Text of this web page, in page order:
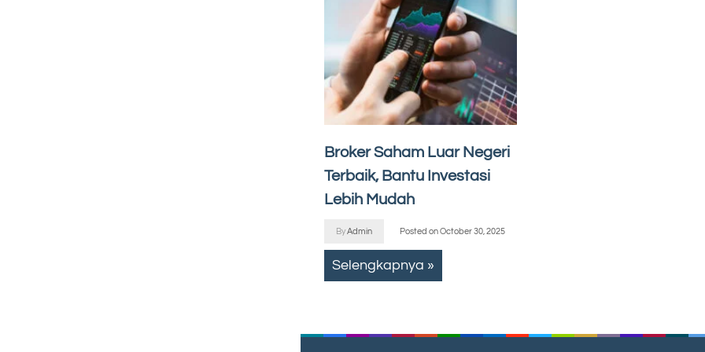
Broker Saham Luar Negeri
Terbaik, Bantu Investasi
Lebih Mudah
ByAdmin Posted onOctober 30, 2025
Selengkapnya »